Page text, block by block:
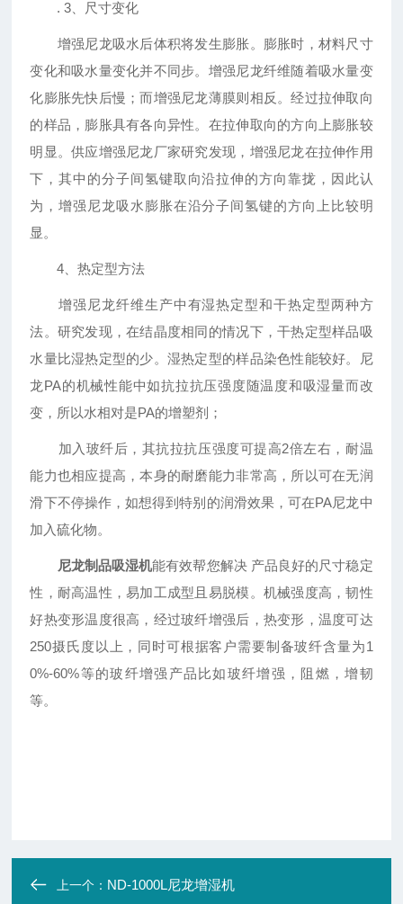
. 3、尺寸变化
增强尼龙吸水后体积将发生膨胀。膨胀时，材料尺寸
变化和吸水量变化并不同步。增强尼龙纤维随着吸水量变
化膨胀先快后慢；而增强尼龙薄膜则相反。经过拉伸取向
的样品，膨胀具有各向异性。在拉伸取向的方向上膨胀较
明显。供应增强尼龙厂家研究发现，增强尼龙在拉伸作用
下，其中的分子间氢键取向沿拉伸的方向靠拢，因此认
为，增强尼龙吸水膨胀在沿分子间氢键的方向上比较明
显。
4、热定型方法
增强尼龙纤维生产中有湿热定型和干热定型两种方
法。研究发现，在结晶度相同的情况下，干热定型样品吸
水量比湿热定型的少。湿热定型的样品染色性能较好。尼
龙PA的机械性能中如抗拉抗压强度随温度和吸湿量而改
变，所以水相对是PA的增塑剂；
加入玻纤后，其抗拉抗压强度可提高2倍左右，耐温
能力也相应提高，本身的耐磨能力非常高，所以可在无润
滑下不停操作，如想得到特别的润滑效果，可在PA尼龙中
加入硫化物。
尼龙制品吸湿机能有效帮您解决 产品良好的尺寸稳定
性，耐高温性，易加工成型且易脱模。机械强度高，韧性
好热变形温度很高，经过玻纤增强后，热变形，温度可达
250摄氏度以上，同时可根据客户需要制备玻纤含量为1
0%-60%等的玻纤增强产品比如玻纤增强，阻燃，增韧
等。
上一个： ND-1000L尼龙增湿机